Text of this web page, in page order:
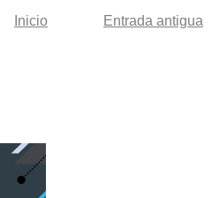
Entrada antigua
Inicio